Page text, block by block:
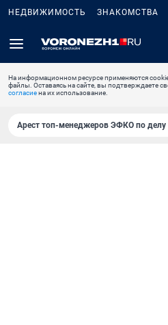
НЕДВИЖИМОСТЬ ЗНАКОМСТВА
На информационном ресурсе применяются
файлы. Оставаясь на сайте, вы подтверждаете
согласиена их использование.
Арест топ-менеджеров ЭФКО по делу